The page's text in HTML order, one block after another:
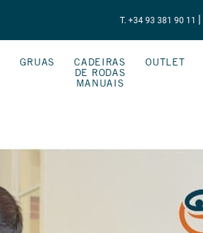
T. +34 93 381 90 11 |
GRUAS
CADEIRAS
DE RODAS
MANUAIS
OUTLET